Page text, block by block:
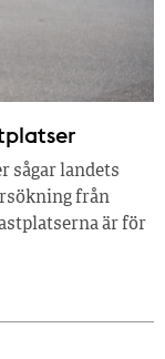
sågar landets
från
är för